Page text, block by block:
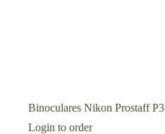
Binoculares Nikon Prostaff P3
Login to order